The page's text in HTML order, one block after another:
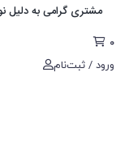
به دلیل نوسانات قیمت
0
ورود / ثبت‌نام